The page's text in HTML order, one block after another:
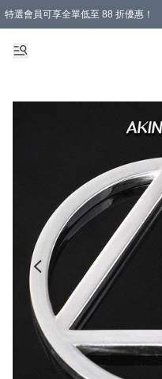
特選會員可享全單低至 88 折優惠！